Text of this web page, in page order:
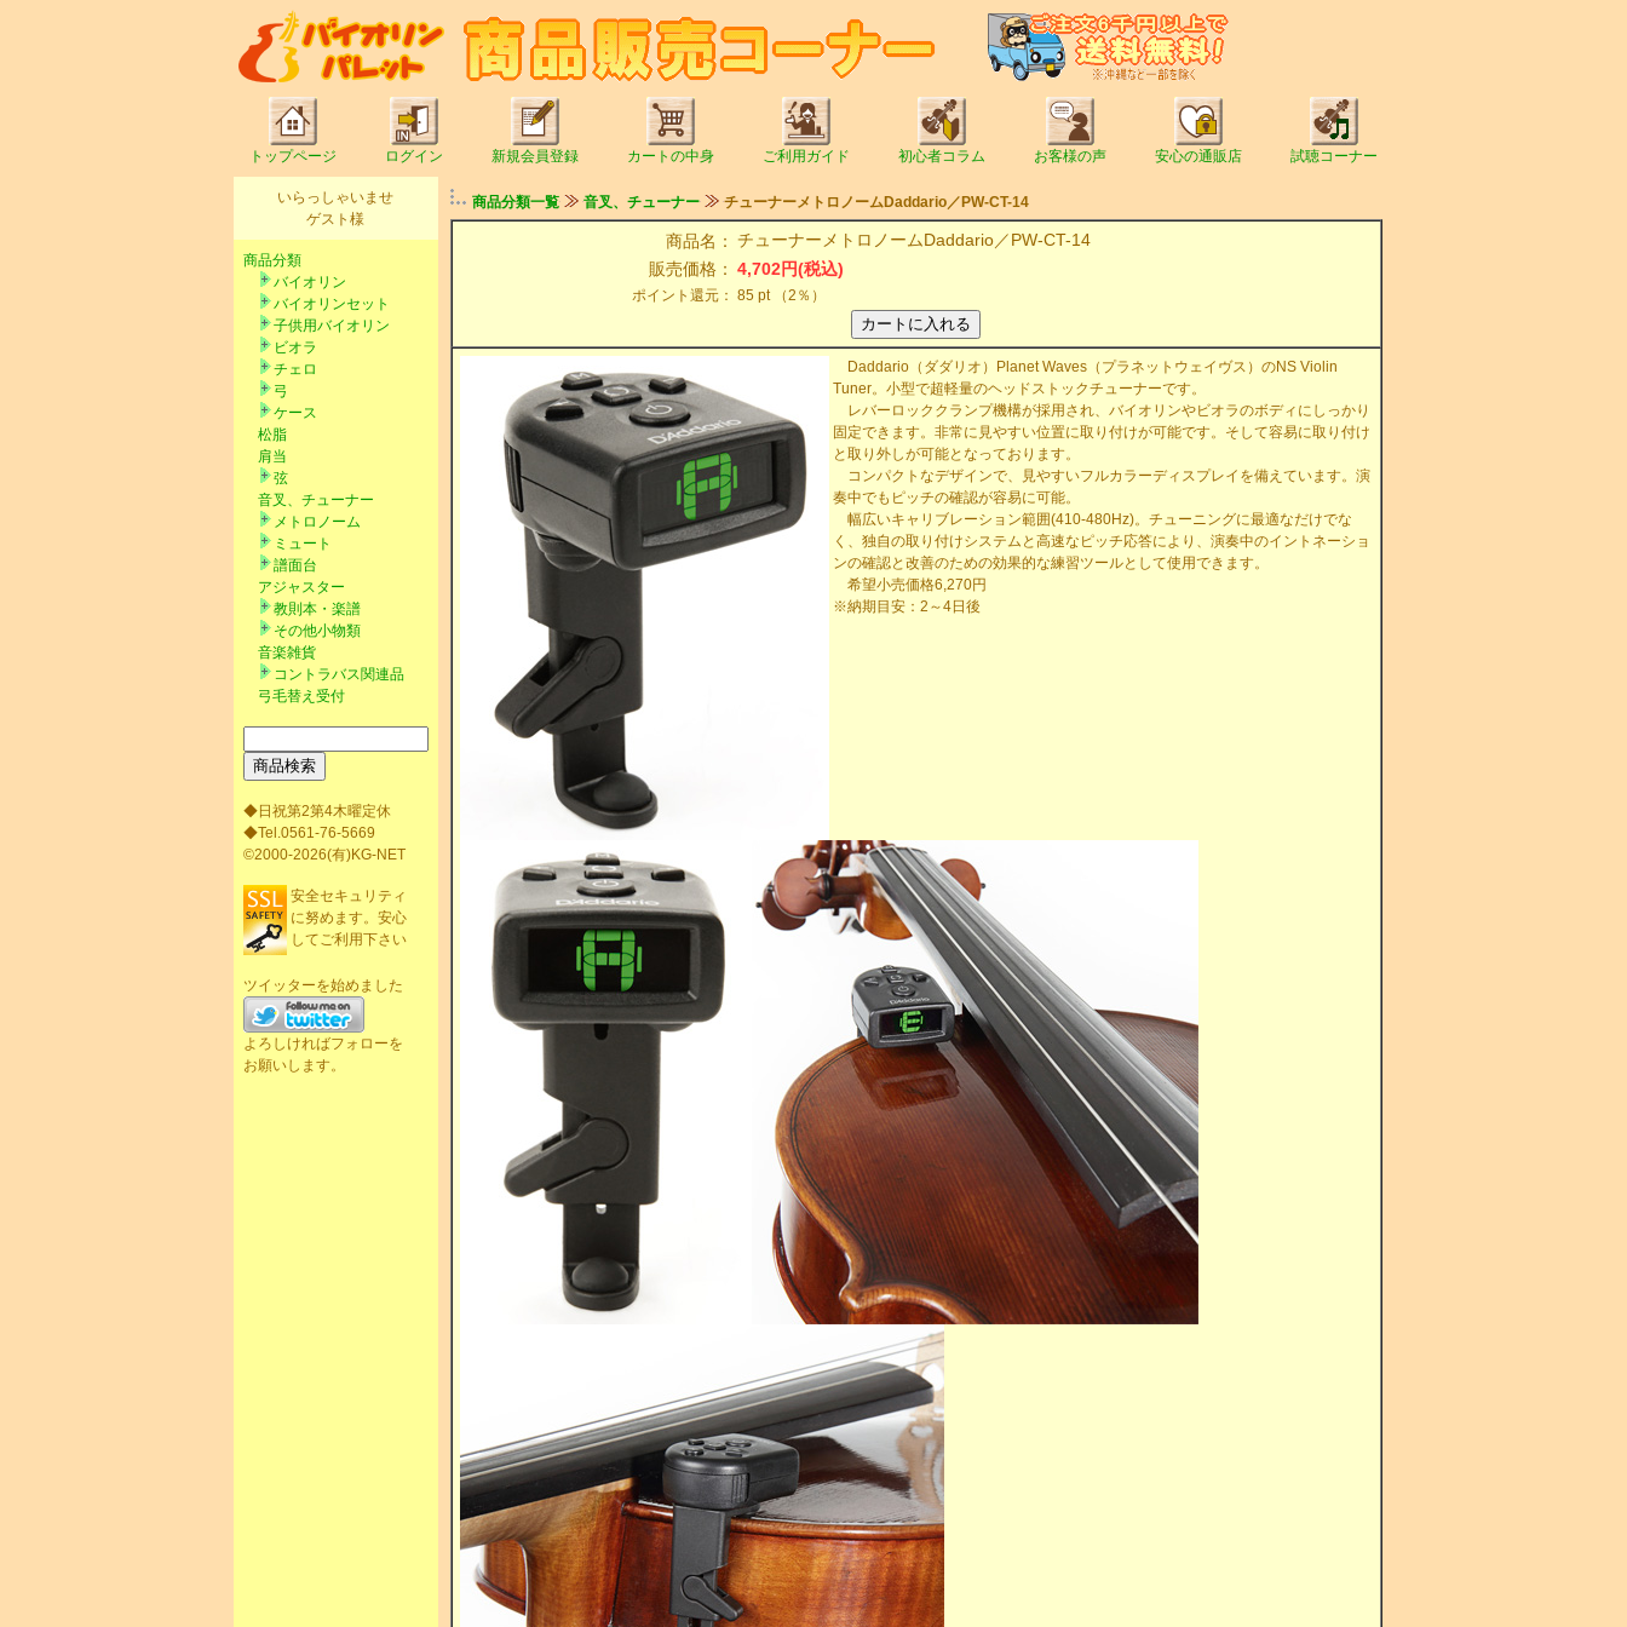
トップページ ログイン 新規会員登録 カートの中身 ご利用ガイド 初心者コラム お客様の声 安心の通販店 試聴コーナー
いらっしゃいませ
ゲスト様
商品分類
バイオリン
バイオリンセット
子供用バイオリン
ビオラ
チェロ
弓
ケース
松脂
肩当
弦
音叉、チューナー
メトロノーム
ミュート
譜面台
アジャスター
教則本・楽譜
その他小物類
音楽雑貨
コントラバス関連品
弓毛替え受付
◆日祝第2第4木曜定休
◆Tel.0561-76-5669
©2000-2026(有)KG-NET
安全セキュリティ
に努めます。安心
してご利用下さい
ツイッターを始めました
よろしければフォローを
お願いします。
商品分類一覧 音叉、チューナー チューナーメトロノームDaddario／PW-CT-14
商品名： チューナーメトロノームDaddario／PW-CT-14
販売価格： 4,702円(税込)
ポイント還元： 85 pt （2％）
Daddario（ダダリオ）Planet Waves（プラネットウェイヴス）のNS Violin
Tuner。小型で超軽量のヘッドストックチューナーです。
レバーロッククランプ機構が採用され、バイオリンやビオラのボディにしっかり
固定できます。非常に見やすい位置に取り付けが可能です。そして容易に取り付け
と取り外しが可能となっております。
コンパクトなデザインで、見やすいフルカラーディスプレイを備えています。演
奏中でもピッチの確認が容易に可能。
幅広いキャリブレーション範囲(410-480Hz)。チューニングに最適なだけでな
く、独自の取り付けシステムと高速なピッチ応答により、演奏中のイントネーショ
ンの確認と改善のための効果的な練習ツールとして使用できます。
希望小売価格6,270円
※納期目安：2～4日後